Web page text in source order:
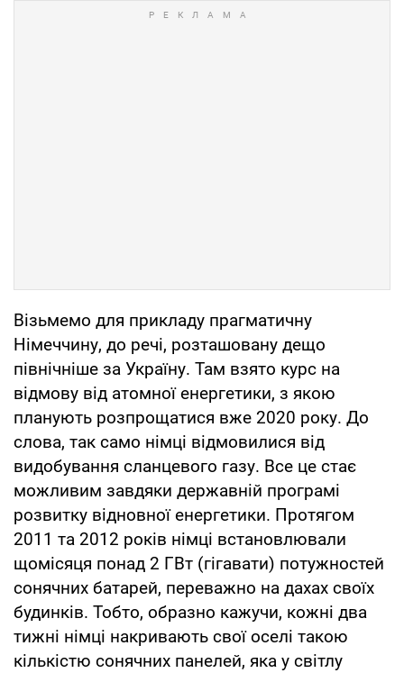
Візьмемо для прикладу прагматичну
Німеччину, до речі, розташовану дещо
північніше за Україну. Там взято курс на
відмову від атомної енергетики, з якою
планують розпрощатися вже 2020 року. До
слова, так само німці відмовилися від
видобування сланцевого газу. Все це стає
можливим завдяки державній програмі
розвитку відновної енергетики. Протягом
2011 та 2012 років німці встановлювали
щомісяця понад 2 ГВт (гігавати) потужностей
сонячних батарей, переважно на дахах своїх
будинків. Тобто, образно кажучи, кожні два
тижні німці накривають свої оселі такою
кількістю сонячних панелей, яка у світлу